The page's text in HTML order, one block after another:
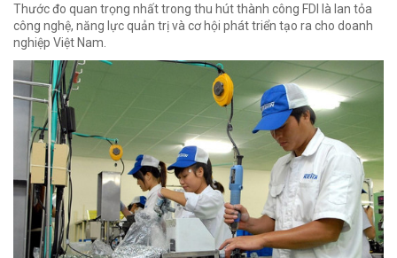
Thước đo quan trọng nhất trong thu hút thành công FDI là lan tỏa
công nghệ, năng lực quản trị và cơ hội phát triển tạo ra cho doanh
nghiệp Việt Nam.